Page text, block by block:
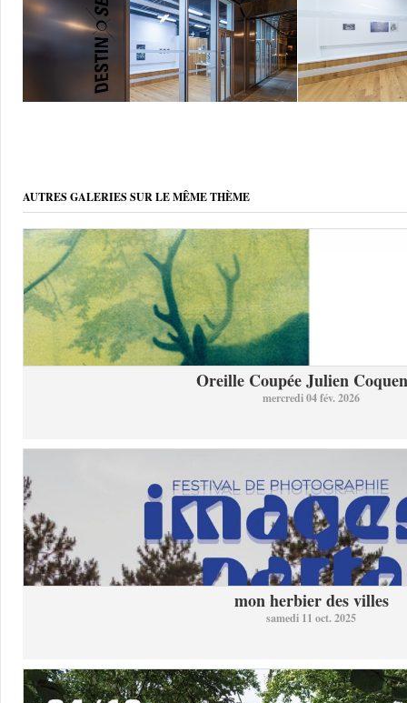
AUTRES GALERIES SUR LE MÊME THÈME
Oreille Coupée Julien
mercredi 04 fév. 2026
mon herbier des villes
samedi 11 oct. 2025